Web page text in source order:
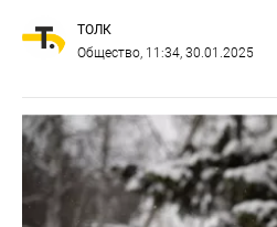
ТОЛК
Общество, 11:34, 30.01.2025